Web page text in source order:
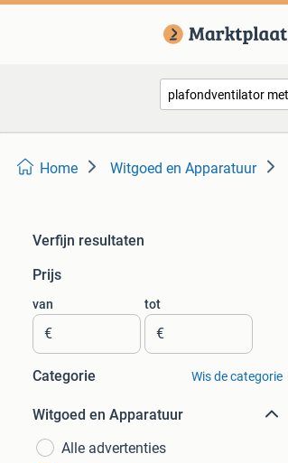
Home Witgoed en Apparatuur
Verfijn resultaten
Prijs
van
€
tot
€
Categorie Wis de categorie
Witgoed en Apparatuur
Alle advertenties